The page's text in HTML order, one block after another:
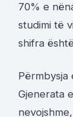
70% e
studimi të
shifra
Përmbysja
Gjenerata